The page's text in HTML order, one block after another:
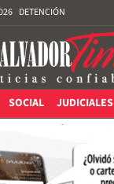
DETENCIÓN
SOCIAL JUDICIALES